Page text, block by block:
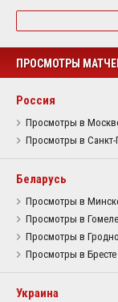
ПРОСМОТРЫ
Россия
Просмотры в
Просмотры в Санкт-
Беларусь
Просмотры в
Просмотры в Гомеле
Просмотры в Гродно
Просмотры в Бресте
Украина